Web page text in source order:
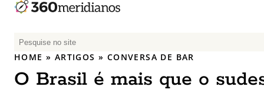
P
e
q
HOME » ARTIGOS » CONVERSA DE BAR
O Brasil é mais que o